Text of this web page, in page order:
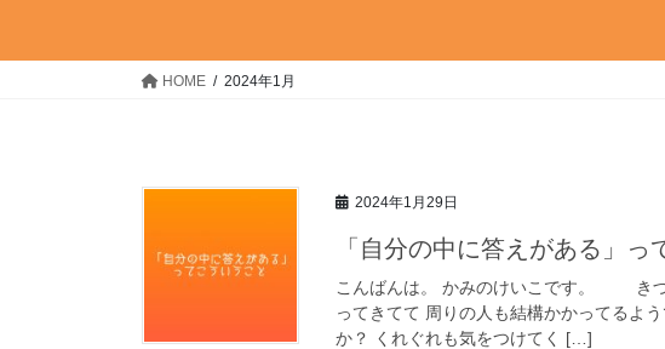
HOME 2024年1月
2024年1月29日
「自分の中に答えがある」っ
こんばんは。 かみのけいこです。 きづ
ってきてて 周りの人も結構かかってる
か？ くれぐれも気をつけてく […]